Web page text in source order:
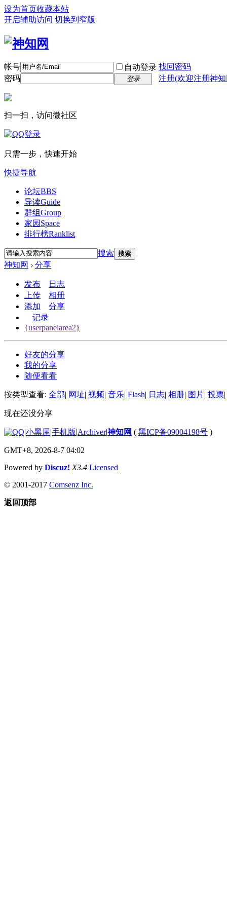
设为首页收藏本站
开启辅助访问 切换到窄版
帐号 自动登录 找回密码
密码
登录 注册(欢迎注册神
扫一扫，访问微社区
只需一步，快速开始
快捷导航
论坛BBS
导读Guide
群组Group
家园 Space
排行榜Ranklist
搜索 搜索
神知网 › 分享
发布
日志
上传
相册
添加
分享
记录
{userpanelarea2}
好友的分享
我的分享
随便看看
按类型查看: 全部| 网址| 视频| 音乐| Flash| 日志| 相册| 图片| 投票|
现在还没分享
|小黑屋|手机版|Archiver|神知网 ( 黑ICP备09004198号 )
GMT+8, 2026-8-7 04:02
Powered by Discuz! X3.4 Licensed
© 2001-2017 Comsenz Inc.
返回顶部